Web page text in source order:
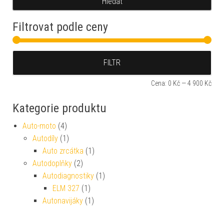
Filtrovat podle ceny
FILTR
Cena: 0 Kč —4 900 Kč
Kategorie produktu
Auto-moto (4)
Autodíly (1)
Auto zrcátka (1)
Autodoplňky (2)
Autodiagnostiky (1)
ELM 327 (1)
Autonavijáky (1)